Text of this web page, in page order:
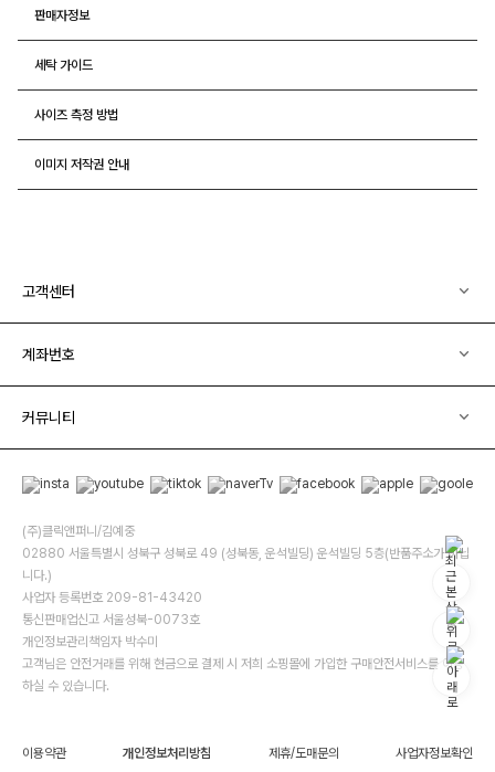
판매자정보
세탁 가이드
사이즈 측정 방법
이미지 저작권 안내
고객센터
계좌번호
커뮤니티
(주)클릭앤퍼니/김예중
02880 서울특별시 성북구 성북로 49 (성북동, 운석빌딩) 운석빌딩 5층(반품주소가 아닙
니다.)
사업자 등록번호 209-81-43420
통신판매업신고 서울성북-0073호
개인정보관리책임자 박수미
고객님은 안전거래를 위해 현금으로 결제 시 저희 소핑몰에 가입한 구매안전서비스를 이용
하실 수 있습니다.
이용약관 개인정보처리방침 제휴/도매문의 사업자정보확인